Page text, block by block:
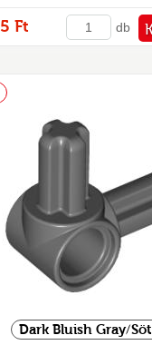
5 Ft db
Dark Bluish Gray/